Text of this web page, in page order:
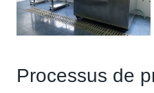
Processus de